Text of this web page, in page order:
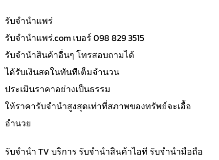
รับจํานำแพร่
รับจํานําแพร่.com เบอร์ 098 829 3515
รับจำนำสินค้าอื่นๆ โทรสอบถามได้
ได้รับเงินสดในทันทีเต็มจำนวน
ประเมินราคาอย่างเป็นธรรม
ให้ราคารับจำนำสูงสุดเท่าที่สภาพของทรัพย์จะเอื้อ
อำนวย
รับจำนำ TV บริการ รับจำนำสินค้าไอที รับจำนำมือถือ